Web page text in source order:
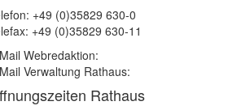
+49 (0)35829 630-0
+49 (0)35829 630-11
Webredaktion:
Verwaltung Rathaus:
Rathaus